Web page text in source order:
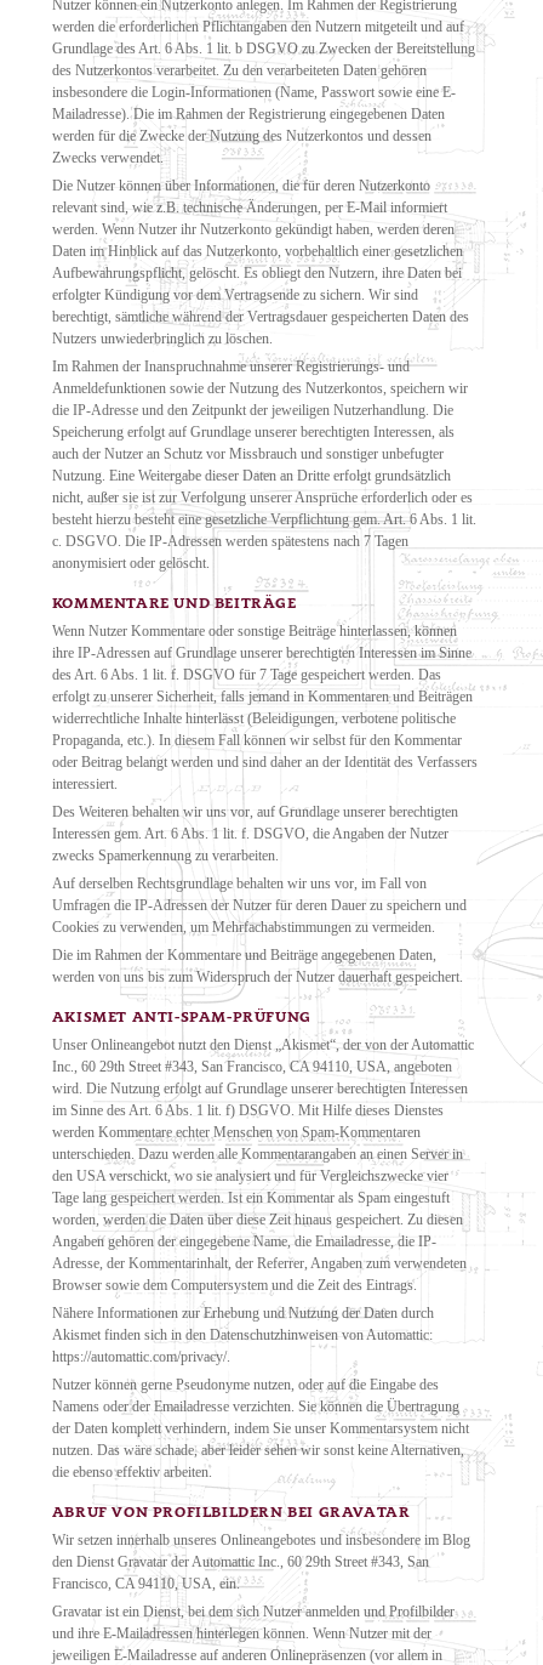
Nutzer können ein Nutzerkonto anlegen. Im Rahmen der Registrierung
werden die erforderlichen Pflichtangaben den Nutzern mitgeteilt und auf
Grundlage des Art. 6 Abs. 1 lit. b DSGVO zu Zwecken der Bereitstellung
des Nutzerkontos verarbeitet. Zu den verarbeiteten Daten gehören
insbesondere die Login-Informationen (Name, Passwort sowie eine E-
Mailadresse). Die im Rahmen der Registrierung eingegebenen Daten
werden für die Zwecke der Nutzung des Nutzerkontos und dessen
Zwecks verwendet.
Die Nutzer können über Informationen, die für deren Nutzerkonto
relevant sind, wie z.B. technische Änderungen, per E-Mail informiert
werden. Wenn Nutzer ihr Nutzerkonto gekündigt haben, werden deren
Daten im Hinblick auf das Nutzerkonto, vorbehaltlich einer gesetzlichen
Aufbewahrungspflicht, gelöscht. Es obliegt den Nutzern, ihre Daten bei
erfolgter Kündigung vor dem Vertragsende zu sichern. Wir sind
berechtigt, sämtliche während der Vertragsdauer gespeicherten Daten des
Nutzers unwiederbringlich zu löschen.
Im Rahmen der Inanspruchnahme unserer Registrierungs- und
Anmeldefunktionen sowie der Nutzung des Nutzerkontos, speichern wir
die IP-Adresse und den Zeitpunkt der jeweiligen Nutzerhandlung. Die
Speicherung erfolgt auf Grundlage unserer berechtigten Interessen, als
auch der Nutzer an Schutz vor Missbrauch und sonstiger unbefugter
Nutzung. Eine Weitergabe dieser Daten an Dritte erfolgt grundsätzlich
nicht, außer sie ist zur Verfolgung unserer Ansprüche erforderlich oder es
besteht hierzu besteht eine gesetzliche Verpflichtung gem. Art. 6 Abs. 1 lit.
c. DSGVO. Die IP-Adressen werden spätestens nach 7 Tagen
anonymisiert oder gelöscht.
KOMMENTARE UND BEITRÄGE
Wenn Nutzer Kommentare oder sonstige Beiträge hinterlassen, können
ihre IP-Adressen auf Grundlage unserer berechtigten Interessen im Sinne
des Art. 6 Abs. 1 lit. f. DSGVO für 7 Tage gespeichert werden. Das
erfolgt zu unserer Sicherheit, falls jemand in Kommentaren und Beiträgen
widerrechtliche Inhalte hinterlässt (Beleidigungen, verbotene politische
Propaganda, etc.). In diesem Fall können wir selbst für den Kommentar
oder Beitrag belangt werden und sind daher an der Identität des Verfassers
interessiert.
Des Weiteren behalten wir uns vor, auf Grundlage unserer berechtigten
Interessen gem. Art. 6 Abs. 1 lit. f. DSGVO, die Angaben der Nutzer
zwecks Spamerkennung zu verarbeiten.
Auf derselben Rechtsgrundlage behalten wir uns vor, im Fall von
Umfragen die IP-Adressen der Nutzer für deren Dauer zu speichern und
Cookies zu verwenden, um Mehrfachabstimmungen zu vermeiden.
Die im Rahmen der Kommentare und Beiträge angegebenen Daten,
werden von uns bis zum Widerspruch der Nutzer dauerhaft gespeichert.
AKISMET ANTI-SPAM-PRÜFUNG
Unser Onlineangebot nutzt den Dienst „Akismet“, der von der Automattic
Inc., 60 29th Street #343, San Francisco, CA 94110, USA, angeboten
wird. Die Nutzung erfolgt auf Grundlage unserer berechtigten Interessen
im Sinne des Art. 6 Abs. 1 lit. f) DSGVO. Mit Hilfe dieses Dienstes
werden Kommentare echter Menschen von Spam-Kommentaren
unterschieden. Dazu werden alle Kommentarangaben an einen Server in
den USA verschickt, wo sie analysiert und für Vergleichszwecke vier
Tage lang gespeichert werden. Ist ein Kommentar als Spam eingestuft
worden, werden die Daten über diese Zeit hinaus gespeichert. Zu diesen
Angaben gehören der eingegebene Name, die Emailadresse, die IP-
Adresse, der Kommentarinhalt, der Referrer, Angaben zum verwendeten
Browser sowie dem Computersystem und die Zeit des Eintrags.
Nähere Informationen zur Erhebung und Nutzung der Daten durch
Akismet finden sich in den Datenschutzhinweisen von Automattic:
https://automattic.com/privacy/.
Nutzer können gerne Pseudonyme nutzen, oder auf die Eingabe des
Namens oder der Emailadresse verzichten. Sie können die Übertragung
der Daten komplett verhindern, indem Sie unser Kommentarsystem nicht
nutzen. Das wäre schade, aber leider sehen wir sonst keine Alternativen,
die ebenso effektiv arbeiten.
ABRUF VON PROFILBILDERN BEI GRAVATAR
Wir setzen innerhalb unseres Onlineangebotes und insbesondere im Blog
den Dienst Gravatar der Automattic Inc., 60 29th Street #343, San
Francisco, CA 94110, USA, ein.
Gravatar ist ein Dienst, bei dem sich Nutzer anmelden und Profilbilder
und ihre E-Mailadressen hinterlegen können. Wenn Nutzer mit der
jeweiligen E-Mailadresse auf anderen Onlinepräsenzen (vor allem in